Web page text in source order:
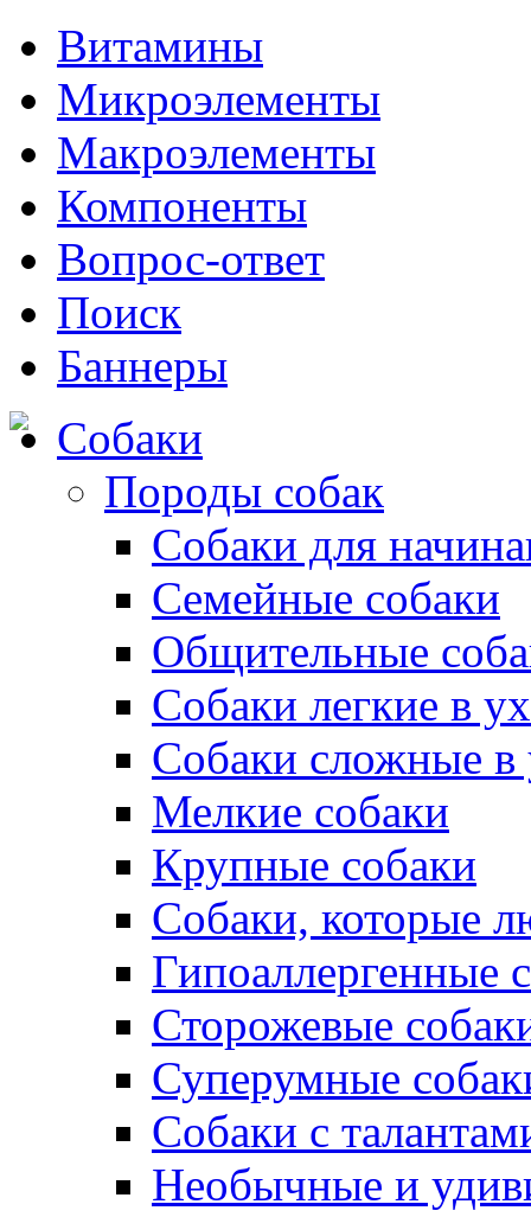
Витамины
Микроэлементы
Макроэлементы
Компоненты
Вопрос-ответ
Поиск
Баннеры
Собаки
Породы собак
Собаки для
Семейные собаки
Общительные
Собаки легкие в
Собаки сложные в
Мелкие собаки
Крупные собаки
Собаки, которые
Гипоаллергенные
Сторожевые
Суперумные
Собаки с
Необычные и